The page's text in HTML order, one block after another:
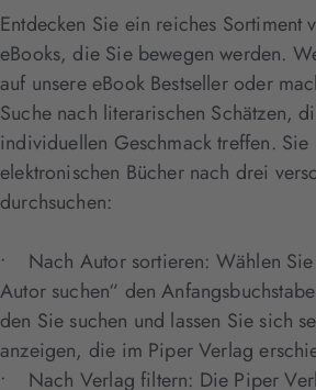
Entdecken Sie ein reiches Sortiment
eBooks, die Sie bewegen werden.
auf unsere eBook Bestseller oder
Suche nach literarischen Schätzen,
individuellen Geschmack treffen. Sie
elektronischen Bücher nach drei
durchsuchen:
• Nach Autor sortieren: Wählen
Autor suchen“ den
den Sie suchen und lassen Sie sich
anzeigen, die im Piper Verlag
• Nach Verlag filtern: Die Piper